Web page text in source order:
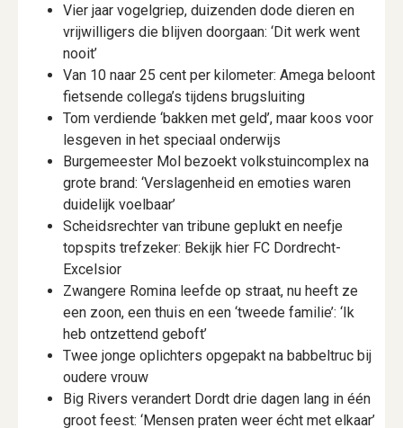
Vier jaar vogelgriep, duizenden dode dieren en
vrijwilligers die blijven doorgaan: ‘Dit werk went
nooit’
Van 10 naar 25 cent per kilometer: Amega beloont
fietsende collega’s tijdens brugsluiting
Tom verdiende ‘bakken met geld’, maar koos voor
lesgeven in het speciaal onderwijs
Burgemeester Mol bezoekt volkstuincomplex na
grote brand: ‘Verslagenheid en emoties waren
duidelijk voelbaar’
Scheidsrechter van tribune geplukt en neefje
topspits trefzeker: Bekijk hier FC Dordrecht-
Excelsior
Zwangere Romina leefde op straat, nu heeft ze
een zoon, een thuis en een ‘tweede familie’: ‘Ik
heb ontzettend geboft’
Twee jonge oplichters opgepakt na babbeltruc bij
oudere vrouw
Big Rivers verandert Dordt drie dagen lang in één
groot feest: ‘Mensen praten weer écht met elkaar’